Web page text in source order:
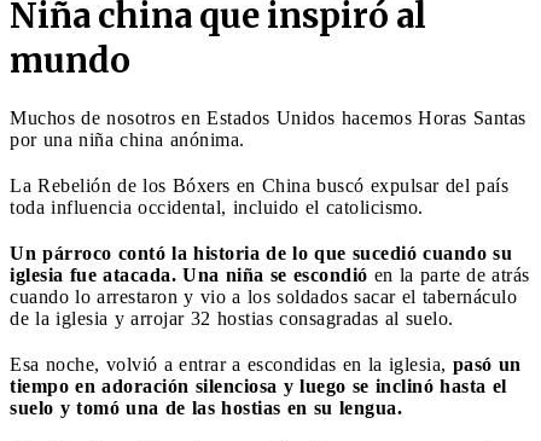
Niña china que inspiró al
mundo
Muchos de nosotros en Estados Unidos hacemos Horas Santas
por una niña china anónima.
La Rebelión de los Bóxers en China buscó expulsar del país
toda influencia occidental, incluido el catolicismo.
Un párroco contó la historia de lo que sucedió cuando su
iglesia fue atacada. Una niña se escondió en la parte de atrás
cuando lo arrestaron y vio a los soldados sacar el tabernáculo
de la iglesia y arrojar 32 hostias consagradas al suelo.
Esa noche, volvió a entrar a escondidas en la iglesia, pasó un
tiempo en adoración silenciosa y luego se inclinó hasta el
suelo y tomó una de las hostias en su lengua.